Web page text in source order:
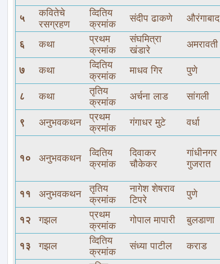
५
कवितेचे
रसग्रहण
व्दितिय
क्रमांक
संदीप ढाकणे औरंगाबाद
६ कथा
प्रथम
क्रमांक
संघमित्रा
खंडारे
अमरावती
७ कथा
व्दितिय
क्रमांक
माधव गिर पुणे
८ कथा
तृतिय
क्रमांक
अर्चना लाड सांगली
९ अनुभवकथन
प्रथम
क्रमांक
गंगाधर मुटे वर्धा
१० अनुभवकथन
व्दितिय
क्रमांक
दिवाकर
चौकेकर
गांधीनगर
गुजरात
११ अनुभवकथन
तृतिय
क्रमांक
नागेश शेषराव
टिपरे
पुणे
१२ गझल
प्रथम
क्रमांक
गोपाल मापारी बुलडाणा
१३ गझल
व्दितिय
क्रमांक
संध्या पाटील
कराड